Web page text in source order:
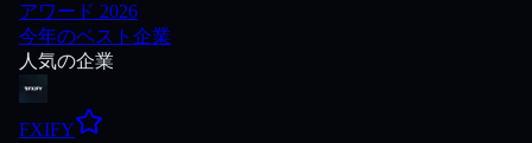
アワード 2026
今年のベスト企業
人気の企業
FXIFY